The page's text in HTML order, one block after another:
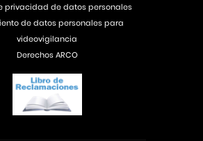
privacidad de datos personales
de datos personales para
videovigilancia
Derechos ARCO